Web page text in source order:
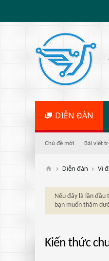
DIỄN ĐÀN
Chủ đề mới Bài viết
Diễn đàn Vi
Nếu đây là lần đầu
bạn muốn thăm
Kiến thức